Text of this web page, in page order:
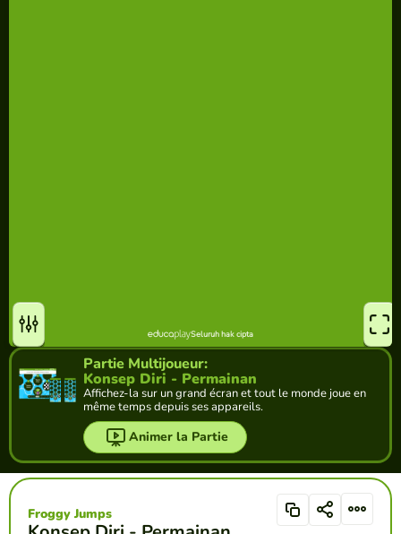
Partie Multijoueur:
Konsep Diri - Permainan
Affichez-la sur un grand écran et tout le monde joue en
même temps depuis ses appareils.
Animer la Partie
Froggy Jumps